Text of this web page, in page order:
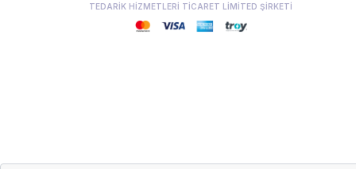
TEDARİK HİZMETLERİ TİCARET LİMİTED ŞİRKETİ